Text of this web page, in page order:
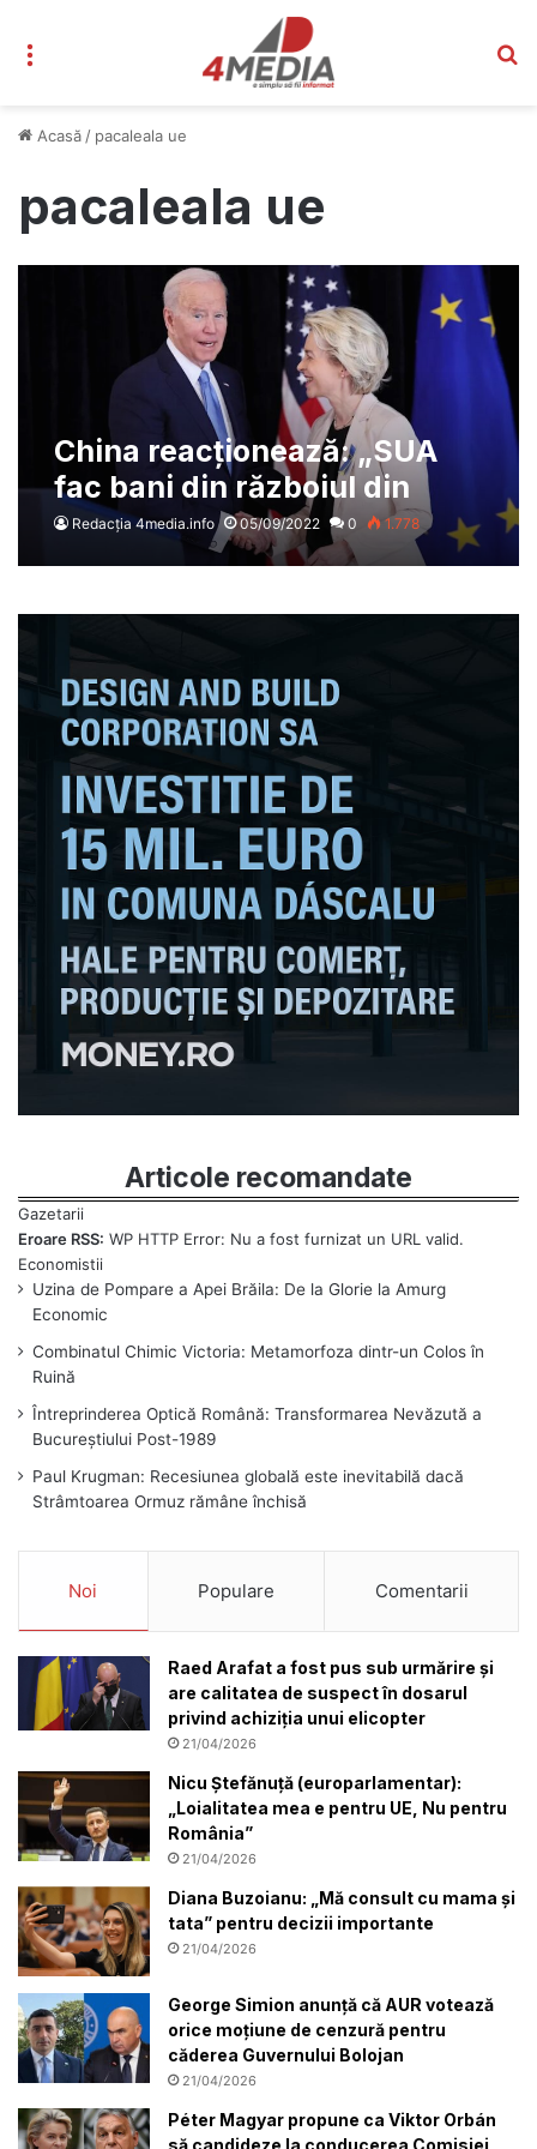
Acasă / pacaleala ue
pacaleala ue
China reacționează: „SUA
fac bani din războiul din
Ucraina, păcălind UE.
Americanii vând gaze
Redacția 4media.info 05/09/2022 0 1.778
Articole recomandate
Eroare RSS: WP HTTP Error: Nu a fost furnizat un URL valid.
Uzina de Pompare a Apei Brăila: De la Glorie la Amurg
Economic
Combinatul Chimic Victoria: Metamorfoza dintr-un Colos în
Ruină
Întreprinderea Optică Română: Transformarea Nevăzută a
Bucureștiului Post-1989
Paul Krugman: Recesiunea globală este inevitabilă dacă
Strâmtoarea Ormuz rămâne închisă
Noi Populare Comentarii
Raed Arafat a fost pus sub urmărire și
are calitatea de suspect în dosarul
privind achiziția unui elicopter
21/04/2026
Nicu Ștefănuță (europarlamentar):
„Loialitatea mea e pentru UE, Nu pentru
România”
21/04/2026
Diana Buzoianu: „Mă consult cu mama și
tata” pentru decizii importante
21/04/2026
George Simion anunță că AUR votează
orice moțiune de cenzură pentru
căderea Guvernului Bolojan
21/04/2026
Péter Magyar propune ca Viktor Orbán